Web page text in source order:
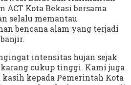
ACT Kota Bekasi bersama
selalu memantau
bencana alam yang terjadi
intensitas hujan sejak
cukup tinggi. Kami juga
kepada Pemerintah Kota